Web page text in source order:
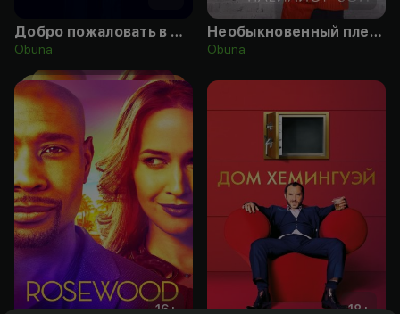
Добро пожаловать в Чиппендейлс
Obuna
Необыкновенный плейлист Зои
Obuna
16+ 18+